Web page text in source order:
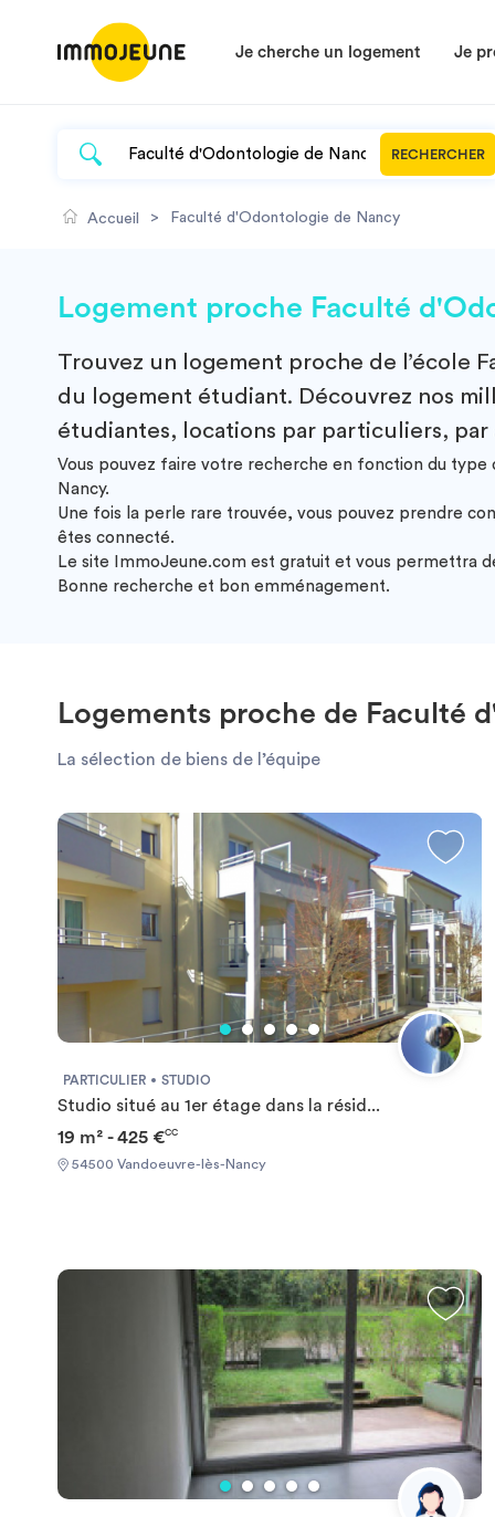
Je cherche un logement Je
RECHERCHER
Accueil > Faculté d'Odontologie de Nancy
Logement proche Faculté
Trouvez un logement proche de l’école
du logement étudiant. Découvrez nos
étudiantes, locations par particuliers, par
Vous pouvez faire votre recherche en fonction du type
Nancy.
Une fois la perle rare trouvée, vous pouvez prendre
êtes connecté.
Le site ImmoJeune.com est gratuit et vous permettra
Bonne recherche et bon emménagement.
Logements proche de Faculté
La sélection de biens de l’équipe
PARTICULIER STUDIO
Studio situé au 1er étage dans la résid...
19 m² - 425 €CC
54500 Vandoeuvre-lès-Nancy